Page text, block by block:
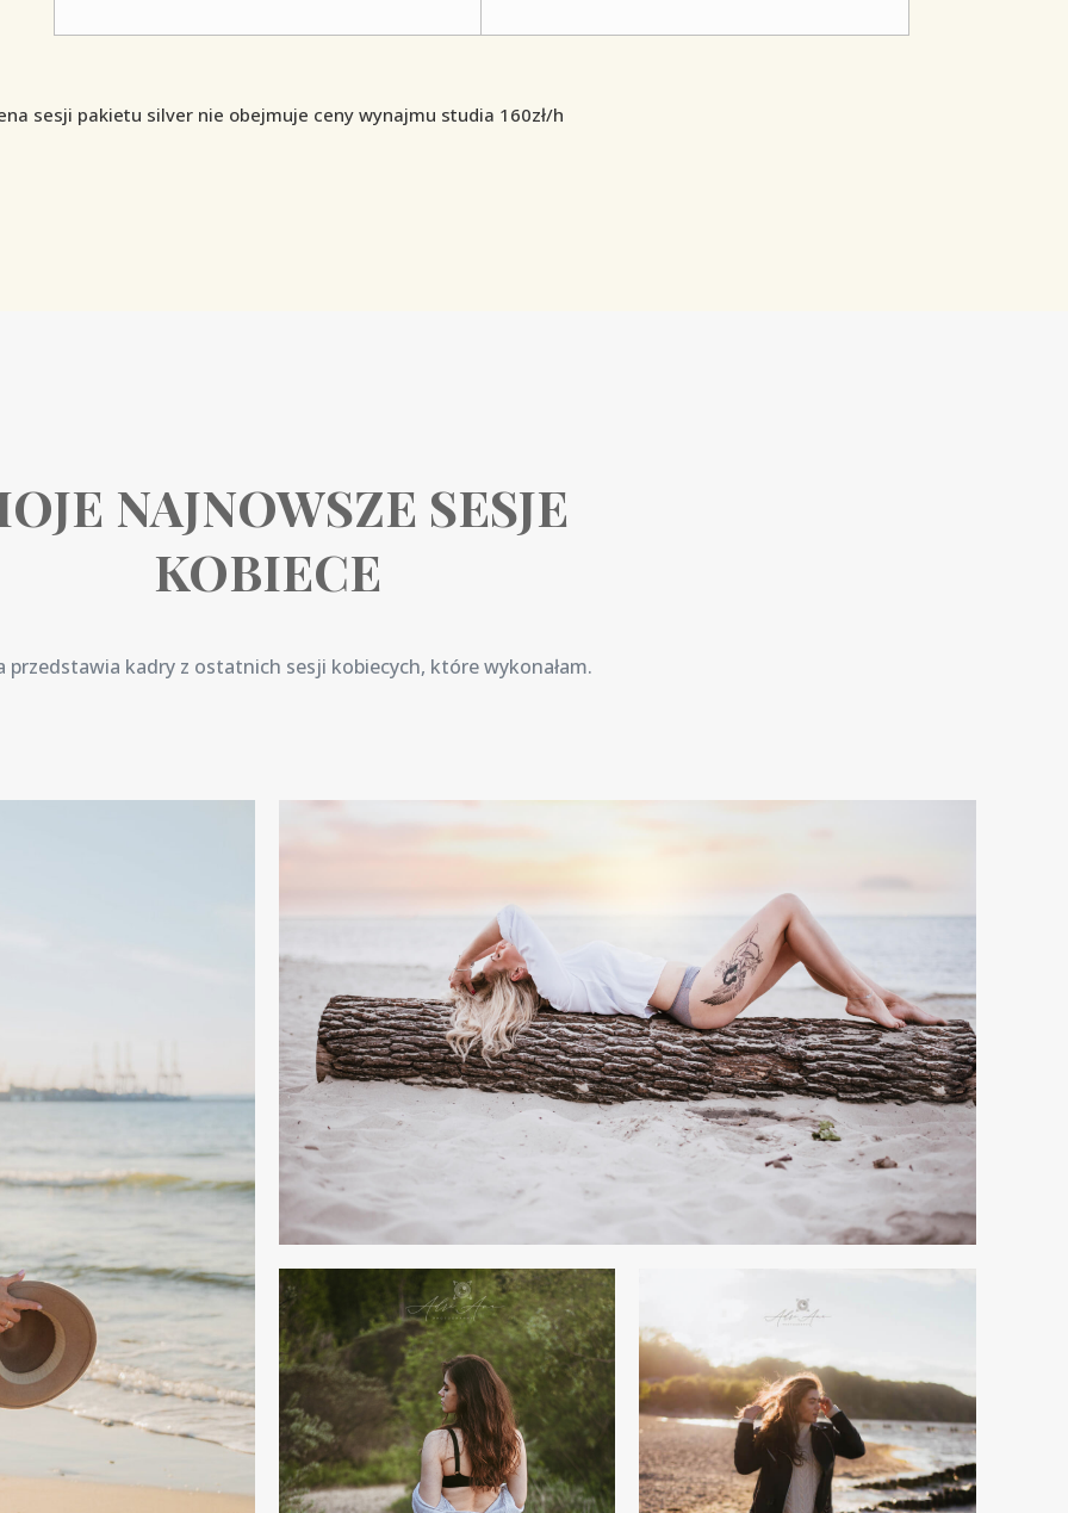
sesji pakietu silver nie obejmuje ceny wynajmu studia 160zł/h
NAJNOWSZE SESJE
KOBIECE
przedstawia kadry z ostatnich sesji kobiecych, które wykonałam.